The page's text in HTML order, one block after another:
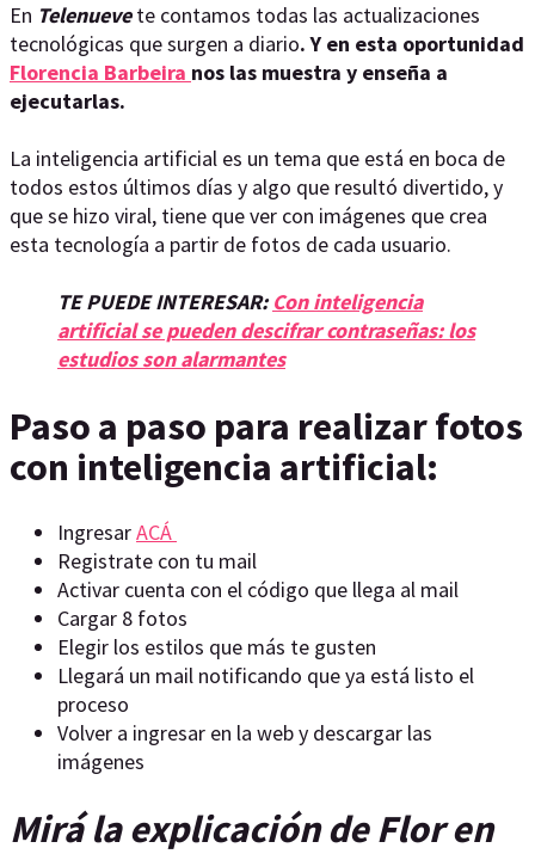
En Telenuevete contamos todas las actualizaciones
tecnológicas que surgen a diario. Y en esta oportunidad
Florencia Barbeira nos las muestra y enseña a
ejecutarlas.
La inteligencia artificial es un tema que está en boca de
todos estos últimos días y algo que resultó divertido, y
que se hizo viral, tiene que ver con imágenes que crea
esta tecnología a partir de fotos de cada usuario.
TE PUEDE INTERESAR:Con inteligencia
artificial se pueden descifrar contraseñas: los
estudios son alarmantes
Paso a paso para realizar fotos
con inteligencia artificial:
IngresarACÁ
Registrate con tu mail
Activar cuenta con el código que llega al mail
Cargar 8 fotos
Elegir los estilos que más te gusten
Llegará un mail notificando que ya está listo el
proceso
Volver a ingresar en la web y descargar las
imágenes
Mirá la explicación de Flor en